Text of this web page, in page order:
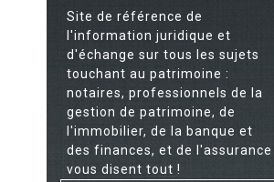
Site de référence de
l'information juridique et
d'échange sur tous les sujets
touchant au patrimoine :
notaires, professionnels de la
gestion de patrimoine, de
l'immobilier, de la banque et
des finances, et de l'assurance
vous disent tout !